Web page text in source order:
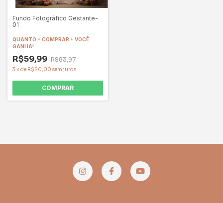
Fundo Fotográfico Gestante-
01
QUANTO + COMPRAR + VOCÊ
GANHA!
R$59,99 R$83,97
3 x de R$20,00 sem juros
COMPRAR